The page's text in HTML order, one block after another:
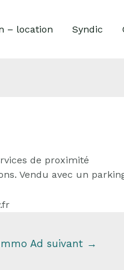
– location Syndic
de proximité
Vendu avec un
Ad suivant →